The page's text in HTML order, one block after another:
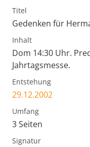
Titel
Gedenken für
Inhalt
Dom 14:30 Uhr.
Jahrtagsmesse.
Entstehung
29.12.2002
Umfang
3 Seiten
Signatur